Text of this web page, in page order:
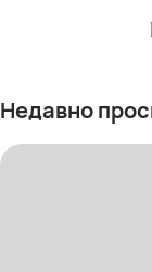
Недавно